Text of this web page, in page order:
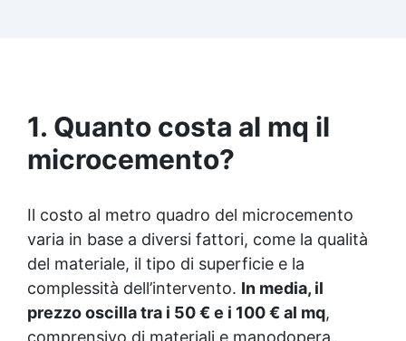
1. Quanto costa al mq il
microcemento?
Il costo al metro quadro del microcemento
varia in base a diversi fattori, come la qualità
del materiale, il tipo di superficie e la
complessità dell’intervento. In media, il
prezzo oscilla tra i 50 € e i 100 € al mq,
comprensivo di materiali e manodopera.